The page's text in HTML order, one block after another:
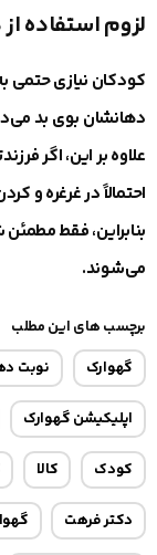
لزوم استفاده
کودکان نیازی حتمی
دهانشان بوی بد
علاوه بر این، اگر
احتمالاً در غرغره و
بنابراین، فقط
می‌شوند.
برچسب های این مطلب
گهوارک
نوبت
اپلیکیشن گهوارک
کودک کالا
دکتر فرهت